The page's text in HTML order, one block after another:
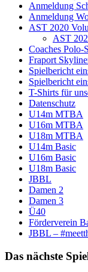
Anmeldung
Anmeldung
AST 2020
AST
Coaches Polo-
Fraport
Spielbericht
Spielbericht
T-Shirts für
Datenschutz
U14m MTBA
U16m MTBA
U18m MTBA
U14m Basic
U16m Basic
U18m Basic
JBBL
Damen 2
Damen 3
Ü40
Förderverein
JBBL –
Das nächste